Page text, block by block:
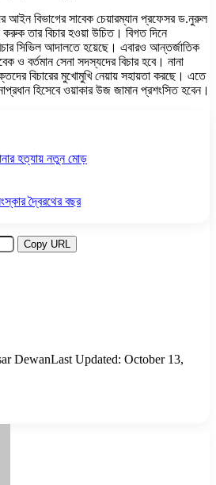
আইন বিভাগের সাবেক চেয়ারম্যান প্রফেসর ড.নুরুল
তার বিচার হওয়া উচিত। বিগত দিনে
সিভিল আদালতে হয়েছে। এবারও আন্তর্জাতিক
ও বর্তমান সেনা সদস্যদের বিচার হবে। নানা
বিচারের মুখোমুখি নেয়ায় সহায়তা করছে। এতে
হিসেবে ওয়াকার উজ জামান প্রশংসিত হবেন।
হত্যায় নতুন মোড়
দ্বৈরথের বছর
Copy URL
DewanLast Updated: October 13,